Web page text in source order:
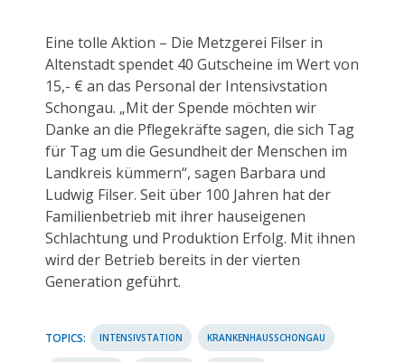
Eine tolle Aktion – Die Metzgerei Filser in
Altenstadt spendet 40 Gutscheine im Wert von
15,- € an das Personal der Intensivstation
Schongau. „Mit der Spende möchten wir
Danke an die Pflegekräfte sagen, die sich Tag
für Tag um die Gesundheit der Menschen im
Landkreis kümmern“, sagen Barbara und
Ludwig Filser. Seit über 100 Jahren hat der
Familienbetrieb mit ihrer hauseigenen
Schlachtung und Produktion Erfolg. Mit ihnen
wird der Betrieb bereits in der vierten
Generation geführt.
TOPICS: INTENSIVSTATION KRANKENHAUSSCHONGAU